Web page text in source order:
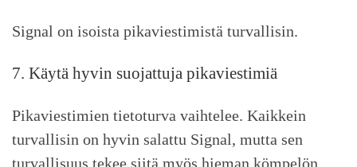
Signal on isoista pikaviestimistä turvallisin.
7. Käytä hyvin suojattuja pikaviestimiä
Pikaviestimien tietoturva vaihtelee. Kaikkein
turvallisin on hyvin salattu Signal, mutta sen
turvallisuus tekee siitä myös hieman kömpelön